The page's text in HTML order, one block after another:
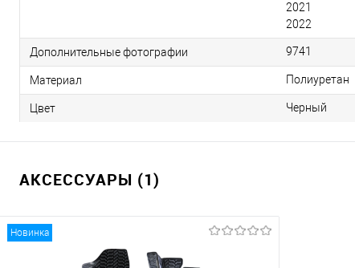
2021
2022
Дополнительные фотографии 9741
Материал Полиуретан
Цвет Черный
АКСЕССУАРЫ (1)
Новинка